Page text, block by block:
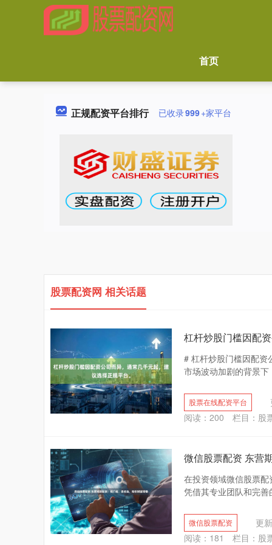
首页
正规配资平台排行 已收录999+家平台
股票配资网 相关话题
杠杆炒股门槛因配
# 杠杆炒股门槛因配资
市场波动加剧的背景
股票在线配资平台
阅读： 200 栏目： 股
微信股票配资 东营
在投资领域微信股票
凭借其专业团队和完
微信股票配资
更
阅读： 181 栏目： 股